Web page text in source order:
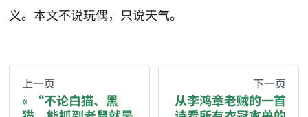
义。本文不说玩偶，只说天气。
You are reading a page from chzhshch.blog, a
上一页
“不论白猫、黑
下一页
从李鸿章老贼的一首